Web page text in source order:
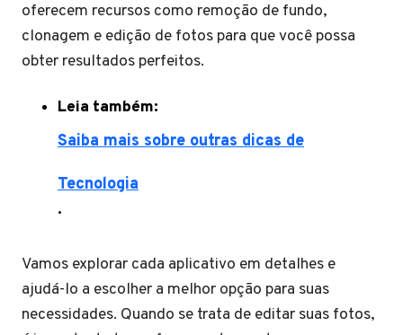
oferecem recursos como remoção de fundo,
clonagem e edição de fotos para que você possa
obter resultados perfeitos.
Leia também:
Saiba mais sobre outras dicas de
Tecnologia
.
Vamos explorar cada aplicativo em detalhes e
ajudá-lo a escolher a melhor opção para suas
necessidades. Quando se trata de editar suas fotos,